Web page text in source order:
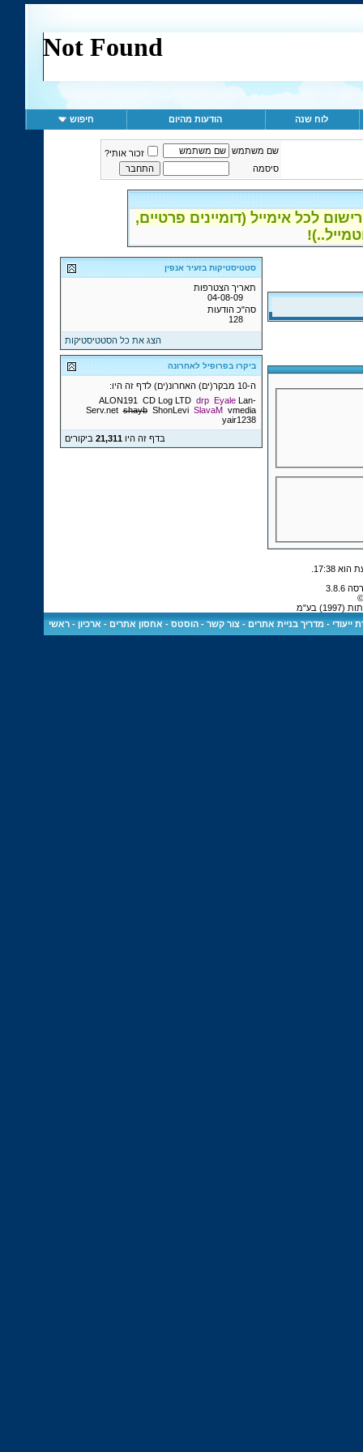
לוח שנה הודעות מהיום חיפוש
שם משתמש
זכור אותי?
סיסמה
לכל אימייל (דומיינים פרטיים,
סטטיסטיקות בזעיר אנפין
תאריך הצטרפות
04-08-09
סה"כ הודעות
128
הצג את כל הסטטיסטיקות
ביקרו בפרופיל לאחרונה
ה-10 מבקר(ים) האחרונ(ים) לדף זה היו:
ALON191
CD Log LTD drp Eyale Lan-
Serv.net shayb ShonLevi SlavaM vmedia
yair1238
בדף זה היו21,311 ביקורים
17:38
.
בע"מ
ייעודי -מדריך בניית אתרים -צור קשר -הוסטס - אחסון אתרים - ארכיון -ראשי